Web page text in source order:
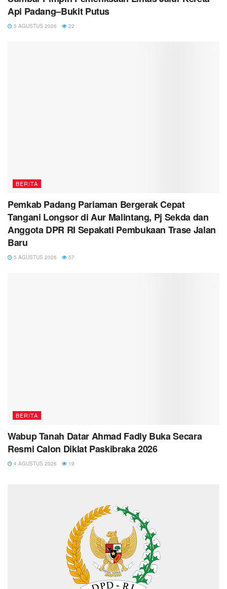
Api Padang–Bukit Putus
5 AGUSTUS 2026 22
BERITA
Pemkab Padang Pariaman Bergerak Cepat
Tangani Longsor di Aur Malintang, Pj Sekda dan
Anggota DPR RI Sepakati Pembukaan Trase Jalan
Baru
5 AGUSTUS 2026 57
BERITA
Wabup Tanah Datar Ahmad Fadly Buka Secara
Resmi Calon Diklat Paskibraka 2026
4 AGUSTUS 2026 19